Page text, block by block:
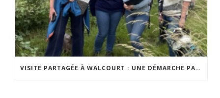
VISITE PARTAGÉE À WALCOURT : UNE DÉMARCHE PARTICIPATIVE ANIMÉE PAR ESPACE ENVIRONNEMENT